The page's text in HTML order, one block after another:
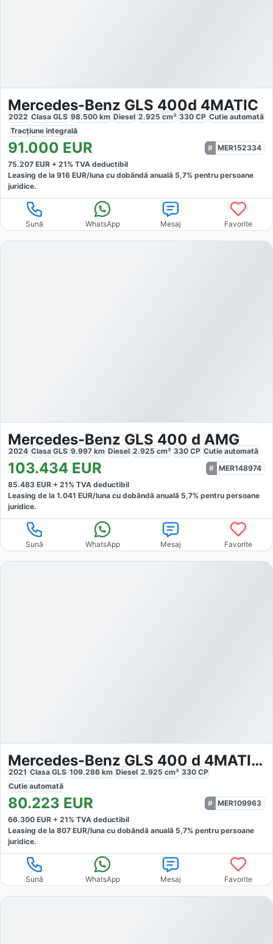
Mercedes-Benz GLS 400d 4MATIC
2022 Clasa GLS 98.500 km Diesel 2.925 cm³ 330 CP Cutie automată
Tracțiune integrală
91.000 EUR
MER152334
75.207 EUR + 21% TVA deductibil
Leasing de la 916 EUR/luna cu dobăndă anuală 5,7% pentru persoane
juridice.
Sună WhatsApp Mesaj Favorite
Mercedes-Benz GLS 400 d AMG
2024 Clasa GLS 9.997 km Diesel 2.925 cm³ 330 CP Cutie automată
103.434 EUR
MER148974
85.483 EUR + 21% TVA deductibil
Leasing de la 1.041 EUR/luna cu dobăndă anuală 5,7% pentru persoane
juridice.
Sună WhatsApp Mesaj Favorite
Mercedes-Benz GLS 400 d 4MATIC AMG
2021 Clasa GLS 109.286 km Diesel 2.925 cm³ 330 CP
Cutie automată
80.223 EUR
MER109963
66.300 EUR + 21% TVA deductibil
Leasing de la 807 EUR/luna cu dobăndă anuală 5,7% pentru persoane
juridice.
Sună WhatsApp Mesaj Favorite